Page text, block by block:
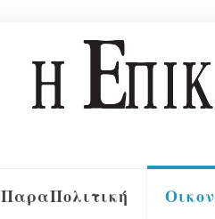
ΠαραΠολιτική